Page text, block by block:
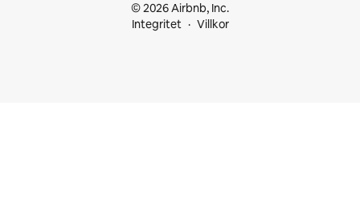
© 2026 Airbnb, Inc.
Integritet
Villkor